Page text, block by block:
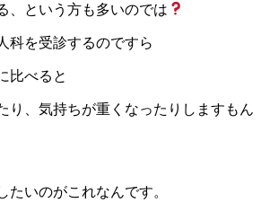
、という方も多いのでは
科を受診するのですら
比べると
り、気持ちが重くなったりしますもん
たいのがこれなんです。